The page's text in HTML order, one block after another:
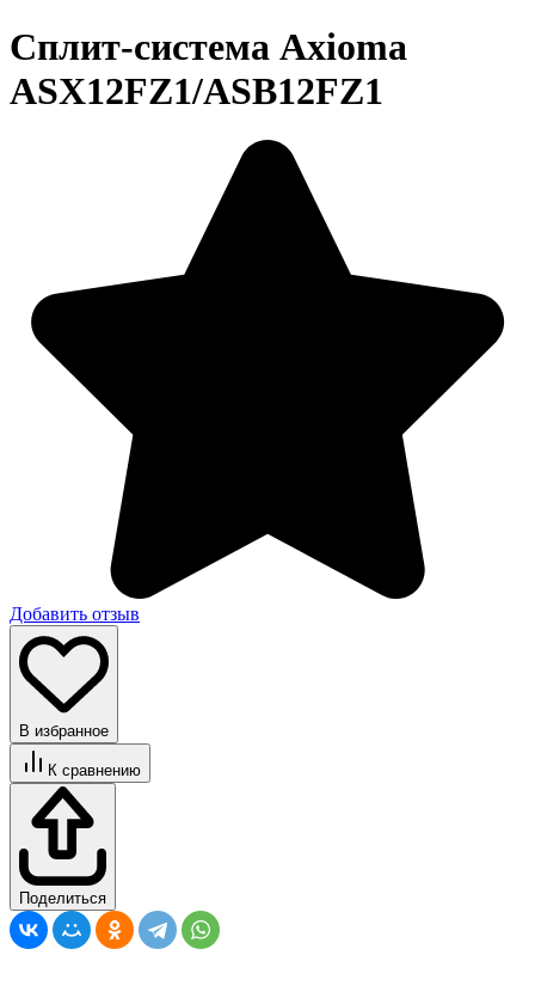
Сплит-система Axioma
ASX12FZ1/ASB12FZ1
Добавить отзыв
В избранное
К сравнению
Поделиться